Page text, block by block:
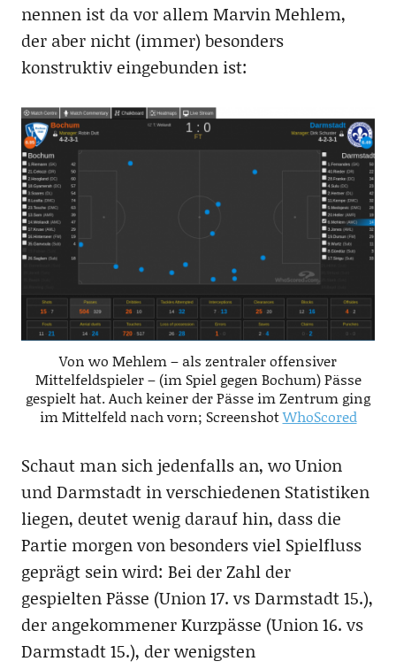
nennen ist da vor allem Marvin Mehlem,
der aber nicht (immer) besonders
konstruktiv eingebunden ist:
Von wo Mehlem – als zentraler offensiver
Mittelfeldspieler – (im Spiel gegen Bochum) Pässe
gespielt hat. Auch keiner der Pässe im Zentrum ging
im Mittelfeld nach vorn; ScreenshotWhoScored
Schaut man sich jedenfalls an, wo Union
und Darmstadt in verschiedenen Statistiken
liegen, deutet wenig darauf hin, dass die
Partie morgen von besonders viel Spielfluss
geprägt sein wird: Bei der Zahl der
gespielten Pässe (Union 17. vs Darmstadt 15.),
der angekommener Kurzpässe (Union 16. vs
Darmstadt 15.), der wenigsten